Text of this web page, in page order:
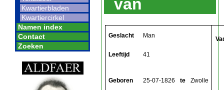
Kwartierbladen
Kwartiercirkel
Namen index
Contact
Zoeken
van
Geslacht Man
Leeftijd 41
Geboren 25-07-1826 te Zwolle